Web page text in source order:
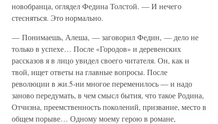
новобранца, оглядел Федина Толстой. — И нечего
стесняться. Это нормально.
— Понимаешь, Алеша, — заговорил Федин, — дело не
только в успехе… После «Городов» и деревенских
рассказов я в лицо увидел своего читателя. Он, как и
твой, ищет ответы на главные вопросы. После
революции в жи.5-ни многое переменилось — и надо
заново передумать, в чем смысл бытия, что такое Родина,
Отчизна, преемственность поколений, призвание, место в
общем порыве… Одному моему герою в романе,